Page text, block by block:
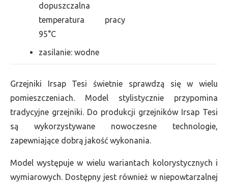
dopuszczalna
temperatura pracy
95°C
zasilanie: wodne
Grzejniki Irsap Tesi świetnie sprawdzą się w wielu
pomieszczeniach. Model stylistycznie przypomina
tradycyjne grzejniki. Do produkcji grzejników Irsap Tesi
są wykorzystywane nowoczesne technologie,
zapewniające dobrą jakość wykonania.
Model występuje w wielu wariantach kolorystycznych i
wymiarowych. Dostępny jest również w niepowtarzalnej